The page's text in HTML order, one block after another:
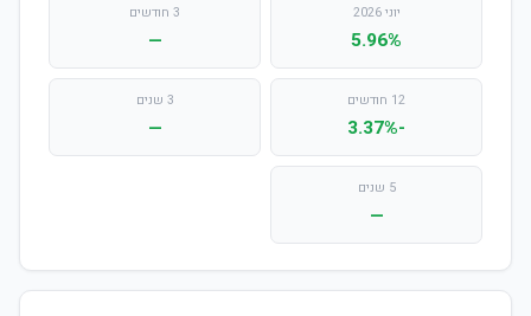
יוני 2026
5.96%
3 חודשים
—
12 חודשים
-3.37%
3 שנים
—
5 שנים
—